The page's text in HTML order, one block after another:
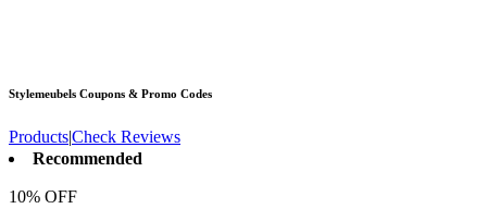
Stylemeubels Coupons & Promo Codes
Products|Check Reviews
Recommended
10% OFF